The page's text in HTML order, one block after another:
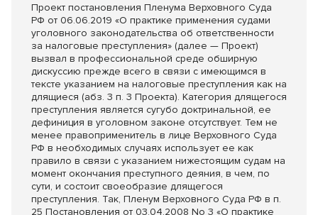
Проект постановления Пленума Верховного Суда
РФ от 06.06.2019 «О практике применения судами
уголовного законодательства об ответственности
за налоговые преступления» (далее — Проект)
вызвал в профессиональной среде обширную
дискуссию прежде всего в связи с имеющимся в
тексте указанием на налоговые преступления как на
длящиеся (абз. 3 п. 3 Проекта). Категория длящегося
преступления является сугубо доктринальной, ее
дефиниция в уголовном законе отсутствует. Тем не
менее правоприменитель в лице Верховного Суда
РФ в необходимых случаях использует ее как
правило в связи с указанием нижестоящим судам на
момент окончания преступного деяния, в чем, по
сути, и состоит своеобразие длящегося
преступления. Так, Пленум Верховного Суда РФ в п.
25 Постановления от 03.04.2008 No 3 «О практике